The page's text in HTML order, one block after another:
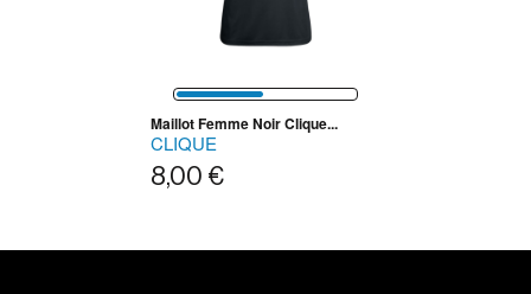
Maillot Femme Noir Clique...
CLIQUE
8,00 €